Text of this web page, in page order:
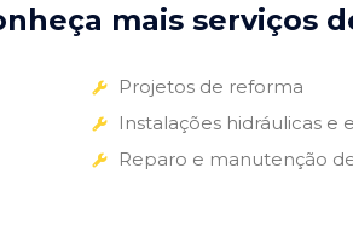
mais serviços
Projetos de reforma
Instalações hidráulicas e
Reparo e manutenção